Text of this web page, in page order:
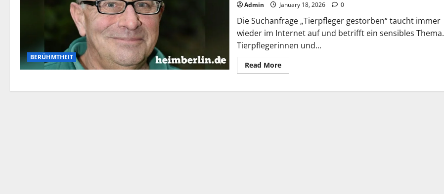
BERÜHMTHEIT
Admin January 18, 2026 0
Die Suchanfrage „Tierpfleger gestorben“ taucht immer
wieder im Internet auf und betrifft ein sensibles Thema.
Tierpflegerinnen und...
Read MoreRead
more
gestorben